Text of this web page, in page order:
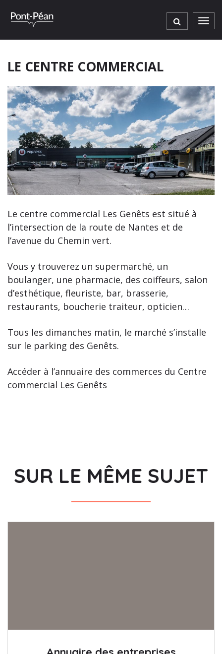
LE CENTRE COMMERCIAL
Le centre commercial Les Genêts est situé à
l’intersection de la route de Nantes et de
l’avenue du Chemin vert.
Vous y trouverez un supermarché, un
boulanger, une pharmacie, des coiffeurs, salon
d’esthétique, fleuriste, bar, brasserie,
restaurants, boucherie traiteur, opticien…
Tous les dimanches matin, le marché s’installe
sur le parking des Genêts.
Accéder à l’annuaire des commerces du Centre
commercial Les Genêts
SUR LE MÊME SUJET